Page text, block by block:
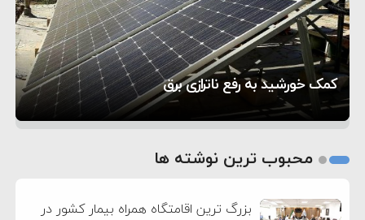
سپاه: دو نفتکش متخلف مورد اصابت قرار گرفته و
متوقف شدند
۱۲:۵۹
ترامپ مدعی توافق تاریخی برای خلع سلاح کامل
حماس شد
۸:۵۷
کمک خورشید به رفع ناترازی برق
تحسین کارگردان «جنگ و صلح» از سینمای ایران؛ روایتی
از عشق عمیق به مردم
۵ شهر افسانه‌ای هخامنشی که هنوز هم زنده هستند
2
محبوب ترین نوشته ها
بزرگ ترین اقامتگاه همراه بیمار کشور در